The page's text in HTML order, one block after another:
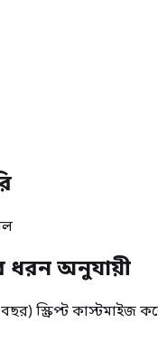
ধরন অনুযায়ী
স্ক্রিপ্ট